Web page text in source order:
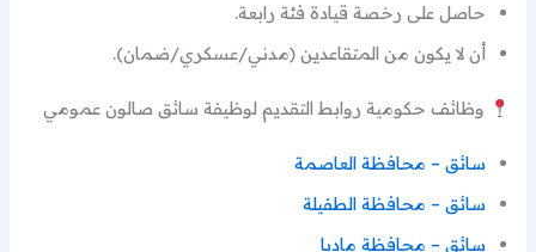
حاصل على رخصة قيادة فئة رابعة.
أن لا يكون من المتقاعدين (مدني/عسكري/ضمان).
وظائف حكومية روابط التقديم لوظيفة سائق صالون عمومي
سائق – محافظة العاصمة
سائق – محافظة الطفيلة
سائق – محافظة مادبا